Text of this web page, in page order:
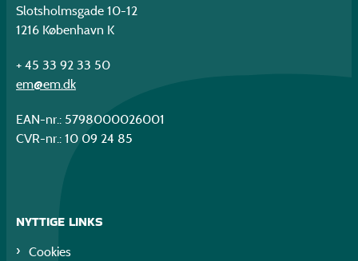
Slotsholmsgade 10-12
1216 København K
+ 45 33 92 33 50
em@em.dk
EAN-nr.: 5798000026001
CVR-nr.: 10 09 24 85
NYTTIGE LINKS
Cookies